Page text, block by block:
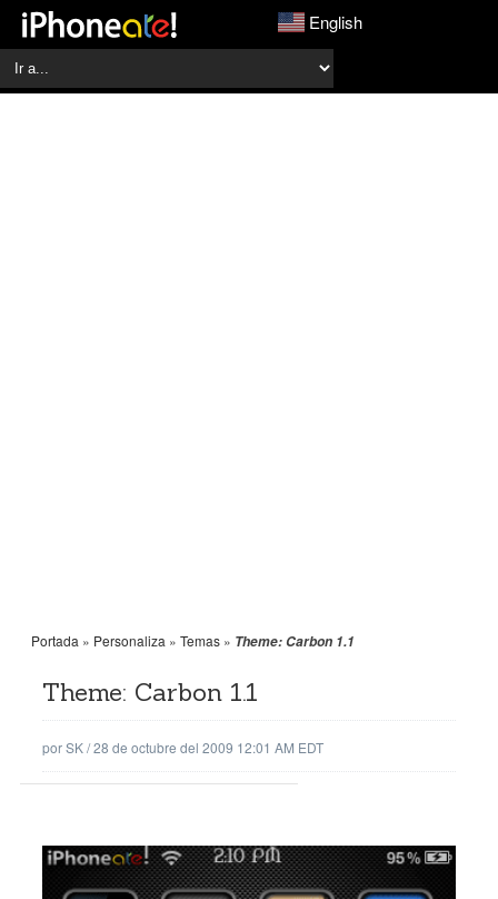
English
Portada » Personaliza » Temas » Theme: Carbon 1.1
Theme: Carbon 1.1
porSK/28 de octubre del 2009 12:01 AM EDT